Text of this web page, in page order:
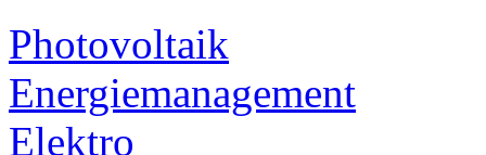
Photovoltaik
Energiemanagement
Elektro